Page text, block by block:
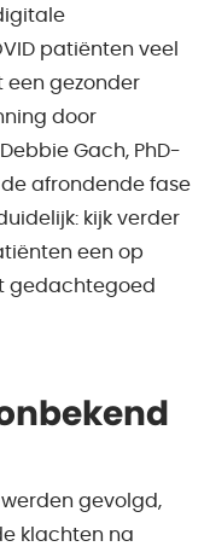
patiënten veel
een gezonder
door
Gach, PhD-
afrondende fase
kijk verder
een op
gedachtegoed
gevolgd,
klachten na